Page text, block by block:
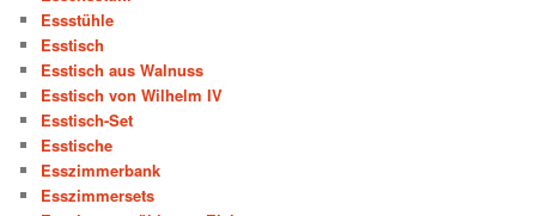
Essstühle
Esstisch
Esstisch aus Walnuss
Esstisch von Wilhelm IV
Esstisch-Set
Esstische
Esszimmerbank
Esszimmersets